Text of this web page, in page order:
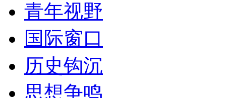
青年视野
国际窗口
历史钩沉
思想争鸣